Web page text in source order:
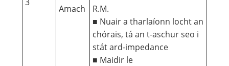
Amach
R.M.
■ Nuair a tharlaíonn locht an
chórais, tá an t-aschur seo i
stát ard-impedance
■ Maidir le